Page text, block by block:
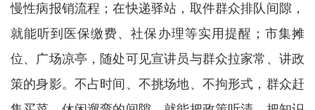
慢性病报销流程；在快递驿站，取件群众排队间隙，
就能听到医保缴费、社保办理等实用提醒；市集摊
位、广场凉亭，随处可见宣讲员与群众拉家常、讲政
策的身影。不占时间、不挑场地、不拘形式，群众赶